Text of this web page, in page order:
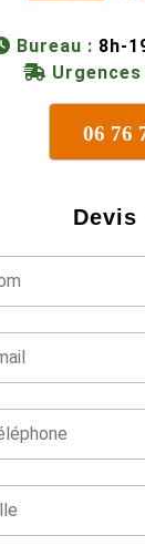
Bureau : 8h-
Urgences
06 76